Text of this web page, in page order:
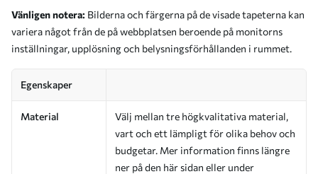
Vänligen notera: Bilderna och färgerna på de visade tapeterna kan
variera något från de på webbplatsen beroende på monitorns
inställningar, upplösning och belysningsförhållanden i rummet.
Egenskaper
Material
Välj mellan tre högkvalitativa material,
vart och ett lämpligt för olika behov och
budgetar. Mer information finns längre
ner på den här sidan eller under